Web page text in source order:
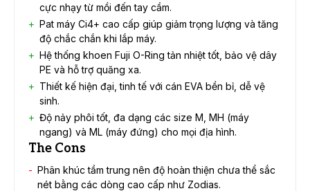
cực nhạy từ mồi đến tay cầm.
Pat máy Ci4+ cao cấp giúp giảm trọng lượng và tăng
độ chắc chắn khi lắp máy.
Hệ thống khoen Fuji O-Ring tản nhiệt tốt, bảo vệ dây
PE và hỗ trợ quăng xa.
Thiết kế hiện đại, tinh tế với cán EVA bền bỉ, dễ vệ
sinh.
Độ nảy phôi tốt, đa dạng các size M, MH (máy
ngang) và ML (máy đứng) cho mọi địa hình.
The Cons
Phân khúc tầm trung nên độ hoàn thiện chưa thể sắc
nét bằng các dòng cao cấp như Zodias.